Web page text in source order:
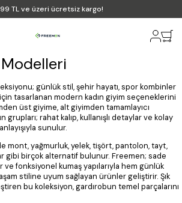
TL ve üzeri ücretsiz kargo!
günlük stil, şehir hayatı, spor kombinler
tasarlanan modern kadın giyim seçeneklerini
üst giyime, alt giyimden tamamlayıcı
grupları; rahat kalıp, kullanışlı detaylar ve kolay
sunulur.
mont, yağmurluk, yelek, tişört, pantolon, tayt,
gibi birçok alternatif bulunur. Freemen; sade
fonksiyonel kumaş yapılarıyla hem günlük
stiline uyum sağlayan ürünler geliştirir. Şık
bu koleksiyon, gardırobun temel parçalarını